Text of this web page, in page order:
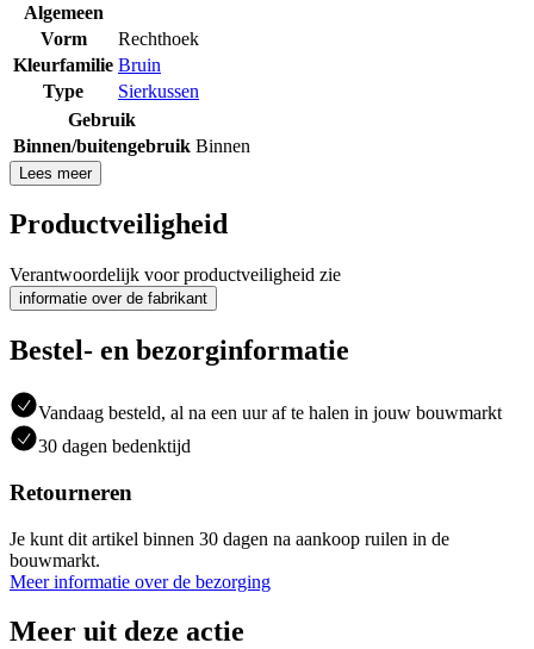
Algemeen
Vorm
Rechthoek
Kleurfamilie Bruin
Type
Sierkussen
Gebruik
Binnen/buitengebruik Binnen
Lees meer
Productveiligheid
Verantwoordelijk voor productveiligheid zie
informatie over de fabrikant
Bestel- en bezorginformatie
Vandaag besteld, al na een uur af te halen in jouw bouwmarkt
30 dagen bedenktijd
Retourneren
Je kunt dit artikel binnen 30 dagen na aankoop ruilen in de
bouwmarkt.
Meer informatie over de bezorging
Meer uit deze actie